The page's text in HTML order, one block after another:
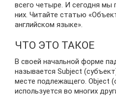
всего четыре. И сегодня мы
них. Читайте статью
английском языке».
ЧТО ЭТО ТАКОЕ
В своей начальной форме
называется Subject
месте подлежащего. Object
используется во многих